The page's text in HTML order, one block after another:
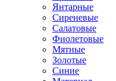
Янтарные
Сиреневые
Салатовые
Фиолетовые
Мятные
Золотые
Синие